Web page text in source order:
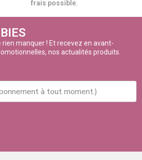
frais possible.
manquer ! Et recevez en avant-
nos actualités produits.